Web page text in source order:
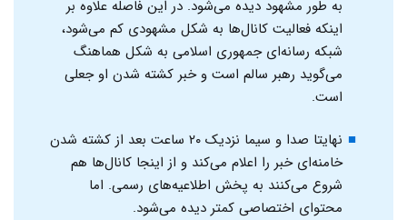
به طور مشهود دیده می‌شود. در این فاصله علاوه بر
اینکه فعالیت کانال‌ها به شکل مشهودی کم می‌شود،
شبکه رسانه‌ای جمهوری اسلامی به شکل هماهنگ
می‌گوید رهبر سالم است و خبر کشته شدن او جعلی
است.
نهایتا صدا و سیما نزدیک ۲۰ ساعت بعد از کشته شدن
خامنه‌ای خبر را اعلام می‌کند و از اینجا کانال‌ها هم
شروع می‌کنند به پخش اطلاعیه‌های رسمی. اما
محتوای اختصاصی کمتر دیده می‌شود.